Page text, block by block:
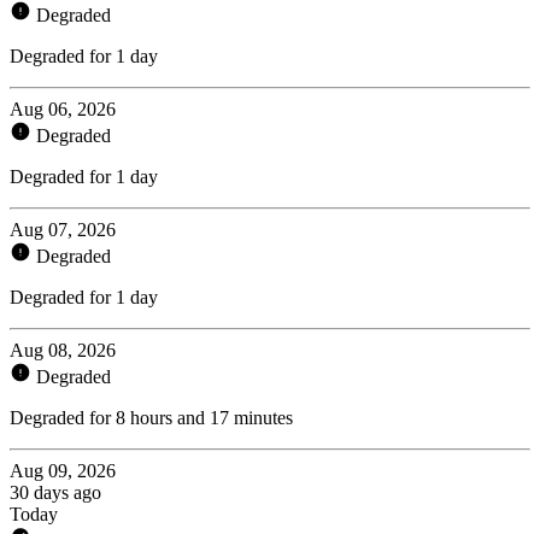
Degraded
Degraded for 1 day
Aug 06, 2026
Degraded
Degraded for 1 day
Aug 07, 2026
Degraded
Degraded for 1 day
Aug 08, 2026
Degraded
Degraded for 8 hours and 17 minutes
Aug 09, 2026
30 days ago
Today